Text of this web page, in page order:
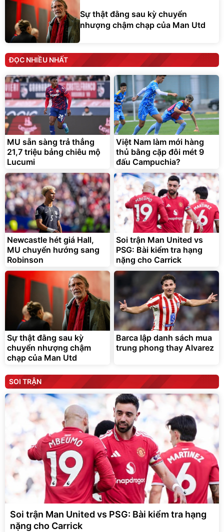
Sự thật đằng sau kỳ chuyển
nhượng chậm chạp của Man Utd
ĐỌC NHIỀU NHẤT
MU sẵn sàng trả thẳng
21,7 triệu bảng chiêu mộ
Lucumi
Việt Nam làm mới hàng
thủ bằng cặp đôi mét 9
đấu Campuchia?
Newcastle hét giá Hall,
MU chuyển hướng sang
Robinson
Soi trận Man United vs
PSG: Bài kiểm tra hạng
nặng cho Carrick
Sự thật đằng sau kỳ
chuyển nhượng chậm
chạp của Man Utd
Barca lập danh sách mua
trung phong thay Alvarez
SOI TRẬN
Soi trận Man United vs PSG: Bài kiểm tra hạng
nặng cho Carrick